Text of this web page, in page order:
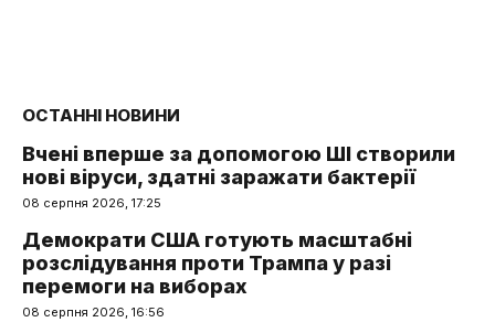
ОСТАННІ НОВИНИ
Вчені вперше за допомогою ШІ створили
нові віруси, здатні заражати бактерії
08 серпня 2026, 17:25
Демократи США готують масштабні
розслідування проти Трампа у разі
перемоги на виборах
08 серпня 2026, 16:56